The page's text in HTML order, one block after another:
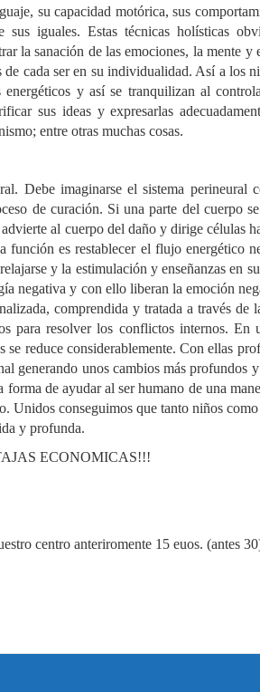
su capacidad motórica, sus
iguales. Estas técnicas holísticas
la sanación de las emociones, la mente y
cada ser en su individualidad. Así a los
y así se tranquilizan al
sus ideas y expresarlas
entre otras muchas cosas.
Debe imaginarse el sistema perineural
de curación. Si una parte del cuerpo
al cuerpo del daño y dirige células
función es restablecer el flujo energético
y la estimulación y enseñanzas en
negativa y con ello liberan la emoción
comprendida y tratada a través de
para resolver los conflictos internos. En
reduce considerablemente. Con ellas
generando unos cambios más profundos
de ayudar al ser humano de una
conseguimos que tanto niños como
y profunda.
ECONOMICAS!!!
centro anteriromente 15 euos. (antes